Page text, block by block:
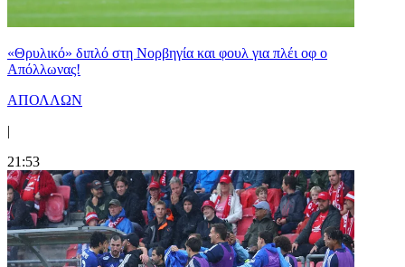
«Θρυλικό» διπλό στη Νορβηγία και φουλ για πλέι οφ ο
Απόλλωνας!
ΑΠΟΛΛΩΝ
|
21:53